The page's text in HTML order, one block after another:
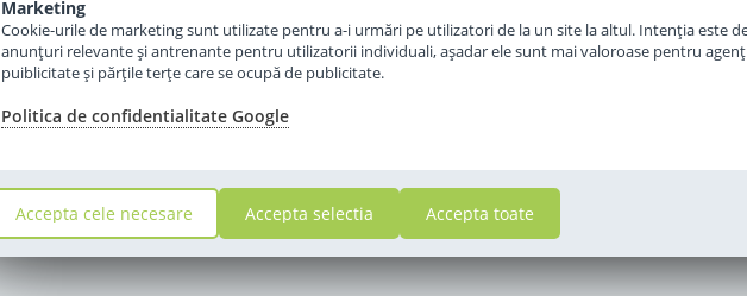
Marketing
Cookie-urile de marketing sunt utilizate pentru a-i urmări pe utilizatori de la un site la altul. Intenţia este
anunţuri relevante şi antrenante pentru utilizatorii individuali, aşadar ele sunt mai valoroase pentru
puiblicitate şi părţile terţe care se ocupă de publicitate.
Politica de confidentialitate Google
Accepta cele necesare Accepta selectia Accepta toate